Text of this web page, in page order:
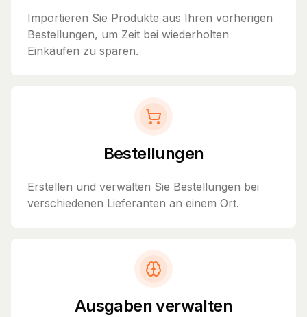
Importieren Sie Produkte aus Ihren vorherigen
Bestellungen, um Zeit bei wiederholten
Einkäufen zu sparen.
Bestellungen
Erstellen und verwalten Sie Bestellungen bei
verschiedenen Lieferanten an einem Ort.
Ausgaben verwalten